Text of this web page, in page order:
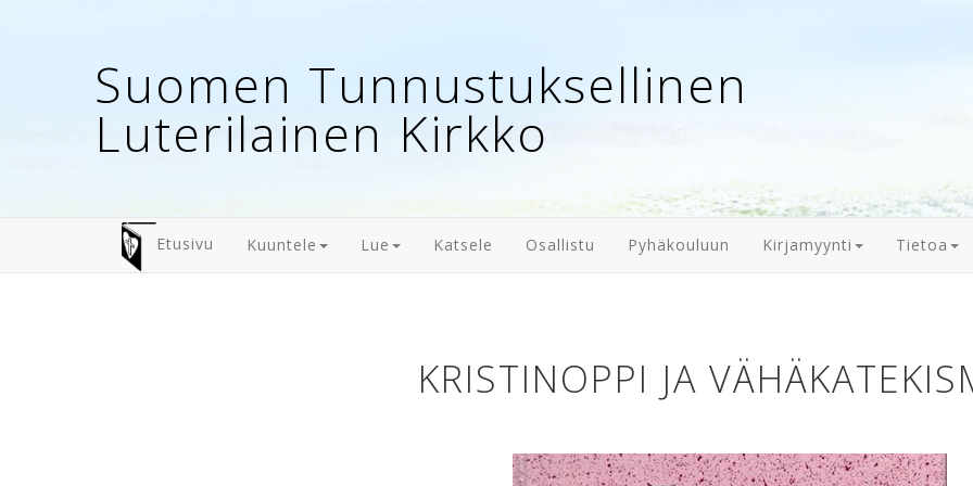
Suomen Tunnustuksellinen
Luterilainen Kirkko
Etusivu Kuuntele Lue Katsele Osallistu Pyhäkouluun Kirjamyynti Tietoa
KRISTINOPPI JA